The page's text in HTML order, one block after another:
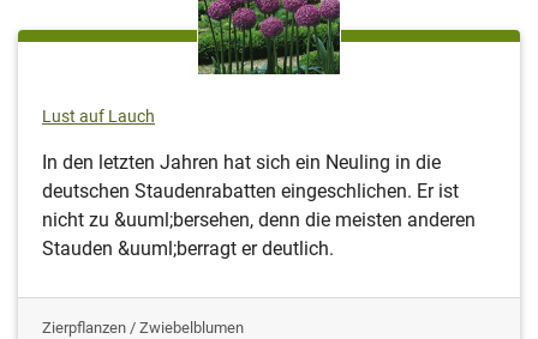
Lust auf Lauch
In den letzten Jahren hat sich ein Neuling in die
deutschen Staudenrabatten eingeschlichen. Er ist
nicht zu &uuml;bersehen, denn die meisten anderen
Stauden &uuml;berragt er deutlich.
Zierpflanzen / Zwiebelblumen